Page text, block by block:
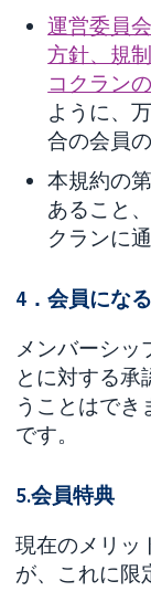
運営委員会
方針、規制
コクラン
ように、
合の会員
本規約の
あること
クランに
4．会員にな
メンバーシッ
とに対する承
うことはでき
です。
5.会員特典
現在のメリッ
が、これに限